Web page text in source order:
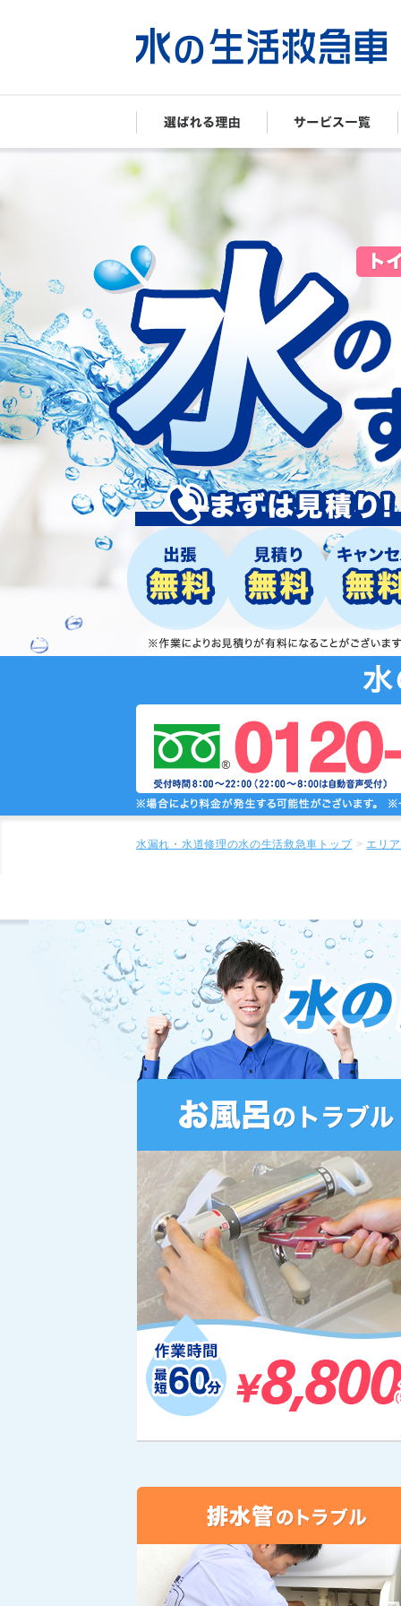
水漏れ・水道修理の水の生活救急車トップ エリ